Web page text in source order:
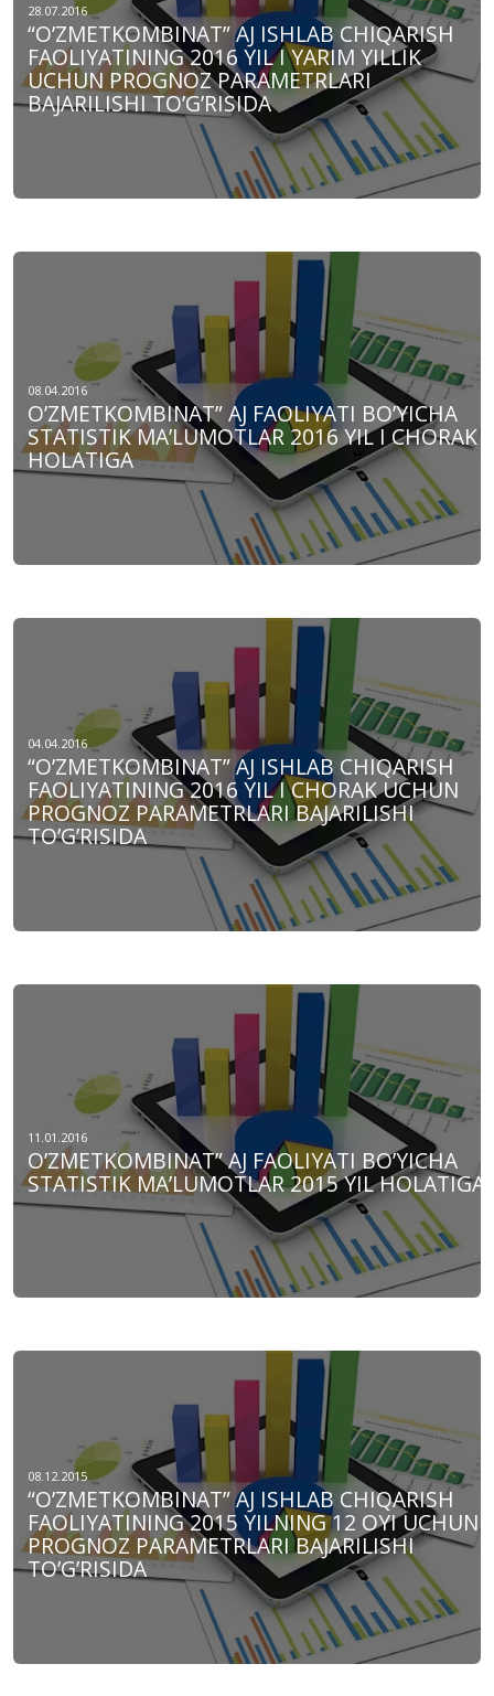
28.07.2016
“O’ZMЕTKOMBINAT” AJ ISHLAB CHIQARISH
FAOLIYATINING 2016 YIL I YARIM YILLIK
UCHUN PROGNOZ PARAMЕTRLARI
BAJARILISHI TO’G’RISIDA
08.04.2016
O’ZMETKOMBINAT” AJ FAOLIYATI BO’YICHA
STATISTIK MA’LUMOTLAR 2016 YIL I CHORAK
HOLATIGA
04.04.2016
“O’ZMЕTKOMBINAT” AJ ISHLAB CHIQARISH
FAOLIYATINING 2016 YIL I CHORAK UCHUN
PROGNOZ PARAMЕTRLARI BAJARILISHI
TO’G’RISIDA
11.01.2016
O’ZMETKOMBINAT” AJ FAOLIYATI BO’YICHA
STATISTIK MA’LUMOTLAR 2015 YIL HOLATIGA
08.12.2015
“O’ZMЕTKOMBINAT” AJ ISHLAB CHIQARISH
FAOLIYATINING 2015 YILNING 12 OYI UCHUN
PROGNOZ PARAMЕTRLARI BAJARILISHI
TO’G’RISIDA